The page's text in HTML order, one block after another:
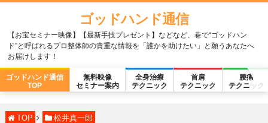
ゴッドハンド通信
【お宝セミナー映像】【最新手技プレゼント】などなど、巷で“ゴッドハン
ド”と呼ばれるプロ整体師の貴重な情報を「誰かを助けたい」と願うあなたへ
お届けします！
ゴッドハンド通信
TOP
無料映像
セミナー案内
全身治療
テクニック
首肩
テクニック
腰痛
テクニック
TOP 松井真一郎